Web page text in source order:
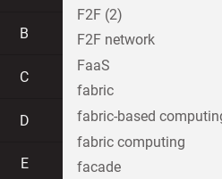
B
C
D
E
F2F (2)
F2F network
FaaS
fabric
fabric-based
fabric computing
facade